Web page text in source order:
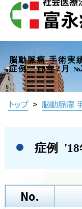
脳動脈瘤 手術実
症例 '18年2月
No.
トップ > 脳動脈瘤
症例 '18
No.